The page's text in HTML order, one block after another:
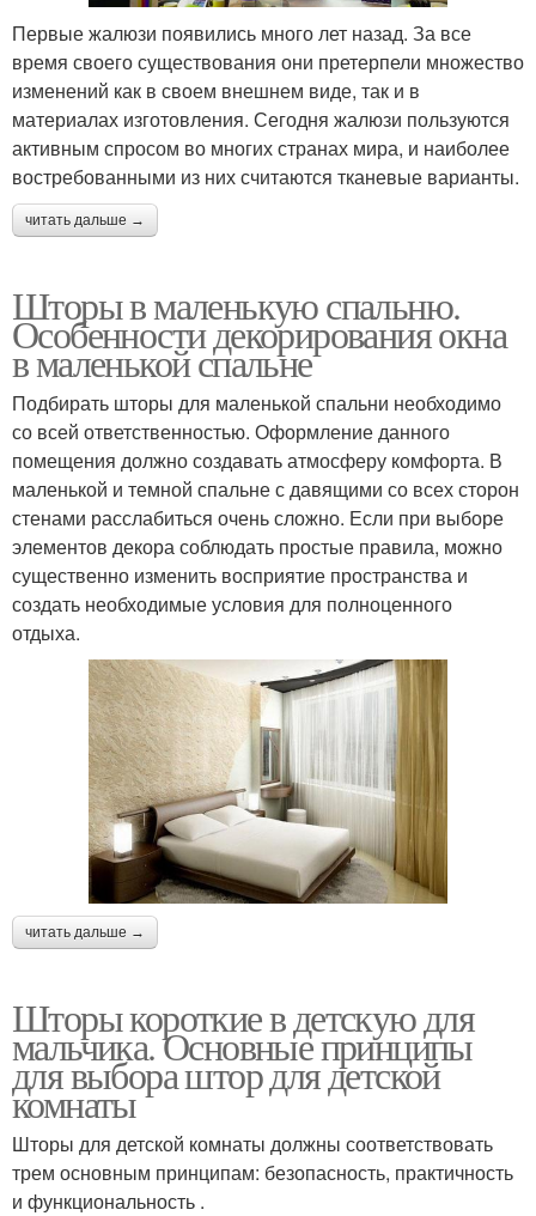
Первые жалюзи появились много лет назад. За все
время своего существования они претерпели множество
изменений как в своем внешнем виде, так и в
материалах изготовления. Сегодня жалюзи пользуются
активным спросом во многих странах мира, и наиболее
востребованными из них считаются тканевые варианты.
читать дальше →
Шторы в маленькую спальню.
Особенности декорирования окна
в маленькой спальне
Подбирать шторы для маленькой спальни необходимо
со всей ответственностью. Оформление данного
помещения должно создавать атмосферу комфорта. В
маленькой и темной спальне с давящими со всех сторон
стенами расслабиться очень сложно. Если при выборе
элементов декора соблюдать простые правила, можно
существенно изменить восприятие пространства и
создать необходимые условия для полноценного
отдыха.
читать дальше →
Шторы короткие в детскую для
мальчика. Основные принципы
для выбора штор для детской
комнаты
Шторы для детской комнаты должны соответствовать
трем основным принципам: безопасность, практичность
и функциональность .